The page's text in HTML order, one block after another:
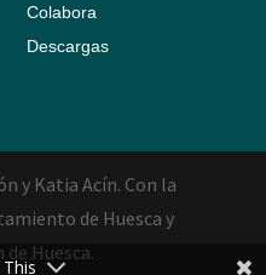
Colabora
Descargas
y Katia Acín. Con la
de Huesca y
Huesca.